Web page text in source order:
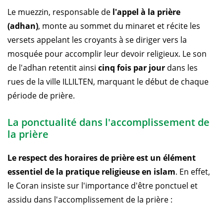
Le muezzin, responsable de l'appel à la prière
(adhan), monte au sommet du minaret et récite les
versets appelant les croyants à se diriger vers la
mosquée pour accomplir leur devoir religieux. Le son
de l'adhan retentit ainsi cinq fois par jour dans les
rues de la ville ILLILTEN, marquant le début de chaque
période de prière.
La ponctualité dans l'accomplissement de
la prière
Le respect des horaires de prière est un élément
essentiel de la pratique religieuse en islam. En effet,
le Coran insiste sur l'importance d'être ponctuel et
assidu dans l'accomplissement de la prière :